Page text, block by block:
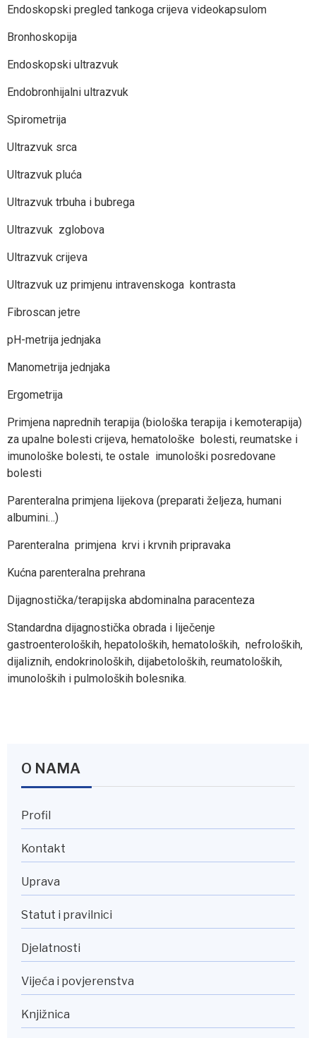
Endoskopski pregled tankoga crijeva videokapsulom
Bronhoskopija
Endoskopski ultrazvuk
Endobronhijalni ultrazvuk
Spirometrija
Ultrazvuk srca
Ultrazvuk pluća
Ultrazvuk trbuha i bubrega
Ultrazvuk zglobova
Ultrazvuk crijeva
Ultrazvuk uz primjenu intravenskoga kontrasta
Fibroscan jetre
pH-metrija jednjaka
Manometrija jednjaka
Ergometrija
Primjena naprednih terapija (biološka terapija i kemoterapija)
za upalne bolesti crijeva, hematološke bolesti, reumatske i
imunološke bolesti, te ostale imunološki posredovane
bolesti
Parenteralna primjena lijekova (preparati željeza, humani
albumini…)
Parenteralna primjena krvi i krvnih pripravaka
Kućna parenteralna prehrana
Dijagnostička/terapijska abdominalna paracenteza
Standardna dijagnostička obrada i liječenje
gastroenteroloških, hepatoloških, hematoloških, nefroloških,
dijaliznih, endokrinoloških, dijabetoloških, reumatoloških,
imunoloških i pulmoloških bolesnika.
O NAMA
Profil
Kontakt
Uprava
Statut i pravilnici
Djelatnosti
Vijeća i povjerenstva
Knjižnica